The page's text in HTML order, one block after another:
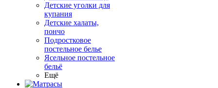
Детские уголки для
купания
Детские халаты,
пончо
Подростковое
постельное белье
Ясельное постельное
бельё
Ещё